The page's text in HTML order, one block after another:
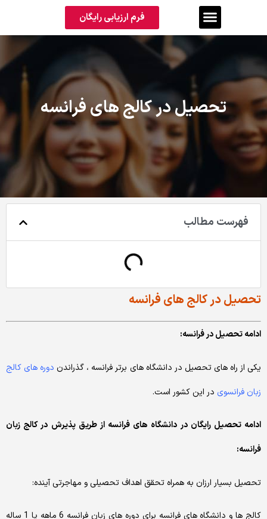
فرم ارزیابی رایگان
تحصیل در کالج های فرانسه
فهرست مطالب
تحصیل در کالج های فرانسه
ادامه تحصیل در فرانسه:
یکی از راه های تحصیل در دانشگاه های برتر فرانسه ، گذراندن دوره های کالج
زبان فرانسوی در این کشور است.
ادامه تحصیل رایگان در دانشگاه های فرانسه از طریق پذیرش در کالج زبان
فرانسه:
تحصیل بسیار ارزان به همراه تحقق اهداف تحصیلی و مهاجرتی آینده:
کالج ها و دانشگاه های فرانسه برای دوره های زبان فرانسه 6 ماهه یا 1 ساله